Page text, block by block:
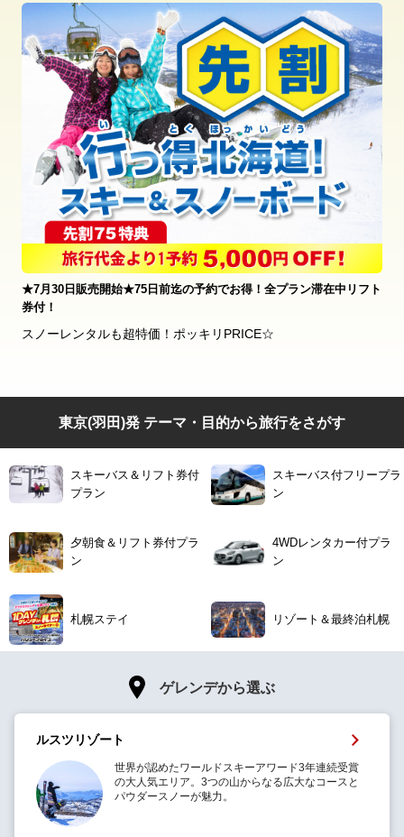
★7月30日販売開始★75日前迄の予約でお得！全プラン滞在中リフト
券付！
スノーレンタルも超特価！ポッキリPRICE☆
東京(羽田)発 テーマ・目的から旅行をさがす
スキーバス＆リフト券付
プラン
スキーバス付フリープラ
ン
夕朝食＆リフト券付プラ
ン
4WDレンタカー付プラ
ン
札幌ステイ リゾート＆最終泊札幌
ゲレンデから選ぶ
ルスツリゾート
世界が認めたワールドスキーアワード3年連続受賞
の大人気エリア。3つの山からなる広大なコースと
パウダースノーが魅力。